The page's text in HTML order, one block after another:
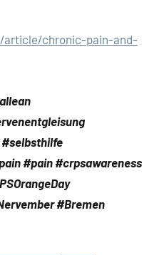
chronic-pain-and-
#pain #crpsawareness
#Bremen